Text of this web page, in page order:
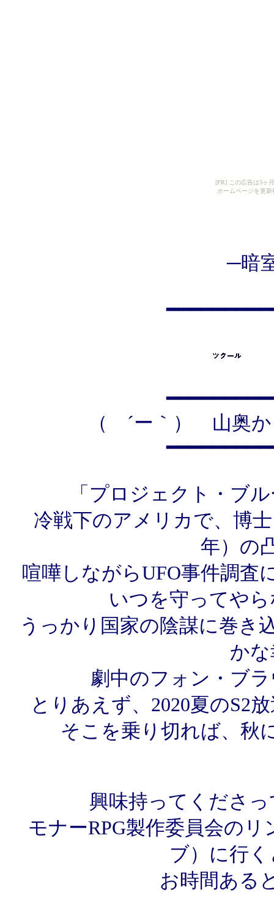
[PR] この広告は3ヶ
ホームページを更
─暗
（ ´ー｀） 山奥
「プロジェクト・ブ
冷戦下のアメリカで、博
年）の
喧嘩しながらUFO事件調査
いつを守ってや
うっかり国家の陰謀に巻き
か
劇中のフォン・ブ
とりあえず、2020夏のS2
そこを乗り切れば、秋
興味持ってくださ
モナーRPG製作委員会の
ブ）に行
お時間ある